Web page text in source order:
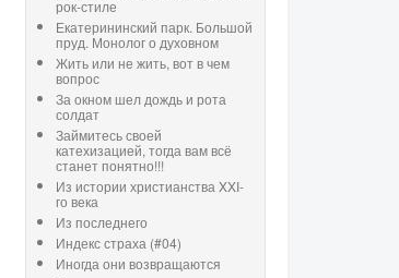
рок-стиле
Екатерининский парк. Большой
пруд. Монолог о духовном
Жить или не жить, вот в чем
вопрос
За окном шел дождь и рота
солдат
Займитесь своей
катехизацией, тогда вам всё
станет понятно!!!
Из истории христианства XXI-
го века
Из последнего
Индекс страха (#04)
Иногда они возвращаются